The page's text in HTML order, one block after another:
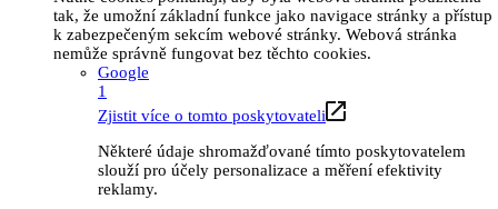
tak, že umožní základní funkce jako navigace stránky a přístup
k zabezpečeným sekcím webové stránky. Webová stránka
nemůže správně fungovat bez těchto cookies.
Google
1
Zjistit více o tomto poskytovateli
Některé údaje shromažďované tímto poskytovatelem
slouží pro účely personalizace a měření efektivity
reklamy.